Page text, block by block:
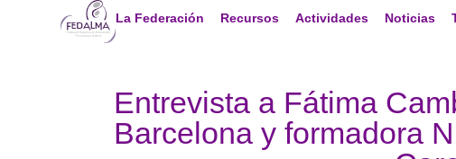
La Federación Recursos Actividades Noticias
Entrevista a Fátima
Barcelona y formadora